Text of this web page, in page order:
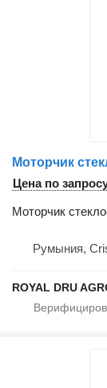
Цена по
Моторчик
Румыния,
ROYAL DRU